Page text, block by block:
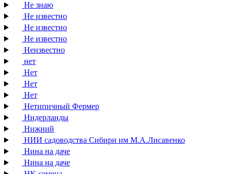
Не знаю
Не известно
Не известно
Не известно
Неизвестно
нет
Нет
Нет
Нет
Нетипичный Фермер
Нидерланды
Нижний
НИИ садоводства Сибири им М.А.Лисавенко
Нина на даче
Нина на даче